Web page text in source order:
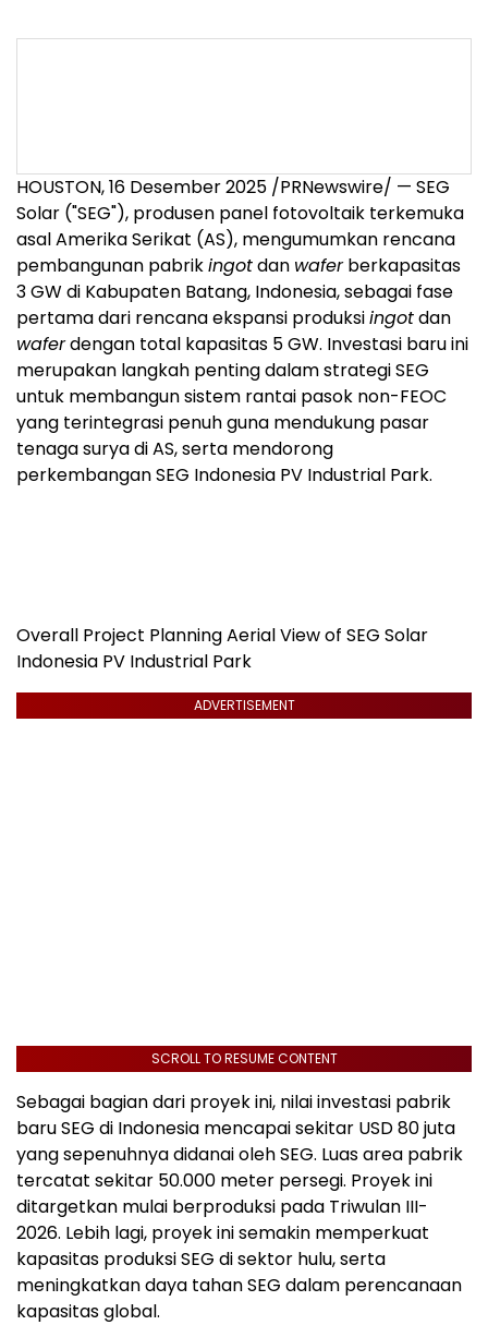
HOUSTON, 16 Desember 2025 /PRNewswire/ — SEG
Solar ("SEG"), produsen panel fotovoltaik terkemuka
asal Amerika Serikat (AS), mengumumkan rencana
pembangunan pabrikingotdan waferberkapasitas
3 GW di Kabupaten Batang, Indonesia, sebagai fase
pertama dari rencana ekspansi produksiingotdan
waferdengan total kapasitas 5 GW. Investasi baru ini
merupakan langkah penting dalam strategi SEG
untuk membangun sistem rantai pasok non-FEOC
yang terintegrasi penuh guna mendukung pasar
tenaga surya di AS, serta mendorong
perkembangan SEG Indonesia PV Industrial Park.
Overall Project Planning Aerial View of SEG Solar
Indonesia PV Industrial Park
ADVERTISEMENT
SCROLL TO RESUME CONTENT
Sebagai bagian dari proyek ini, nilai investasi pabrik
baru SEG di Indonesia mencapai sekitar USD 80juta
yang sepenuhnya didanai oleh SEG. Luas area pabrik
tercatat sekitar 50.000 meter persegi. Proyek ini
ditargetkan mulai berproduksi pada Triwulan III-
2026. Lebih lagi, proyek ini semakin memperkuat
kapasitas produksi SEG di sektor hulu, serta
meningkatkan daya tahan SEG dalam perencanaan
kapasitas global.